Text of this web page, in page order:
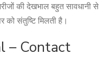
की देखभाल बहुत सावधानी से
को संतुष्टि मिलती है।
– Contact